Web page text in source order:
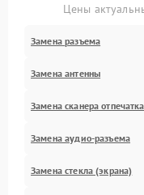
Цены
Замена разъема
Замена антенны
Замена сканера
Замена аудио-разъема
Замена стекла (экрана)